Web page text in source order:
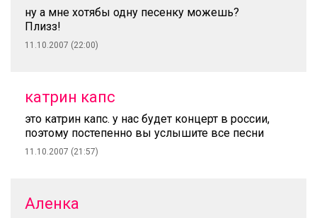
ну а мне хотябы одну песенку можешь?
Плизз!
11.10.2007 (22:00)
катрин капс
это катрин капс. у нас будет концерт в россии,
поэтому постепенно вы услышите все песни
11.10.2007 (21:57)
Аленка